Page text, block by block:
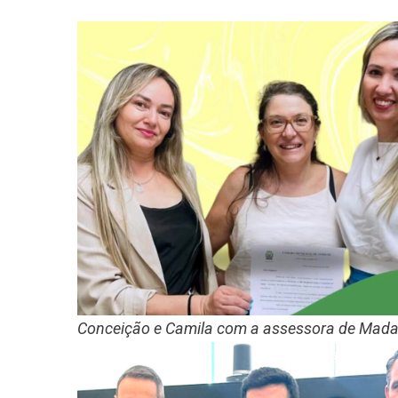
Conceição e Camila com a assessora de